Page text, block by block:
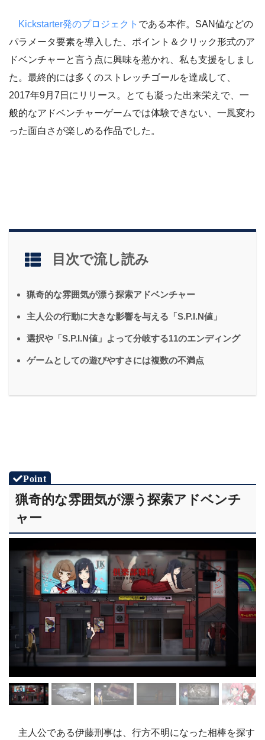
Kickstarter発のプロジェクト である本作。SAN値などの
パラメータ要素を導入した、ポイント＆クリック形式のア
ドベンチャーと言う点に興味を惹かれ、私も支援をしまし
た。最終的には多くのストレッチゴールを達成して、
2017年9月7日にリリース。とても凝った出来栄えで、一
般的なアドベンチャーゲームでは体験できない、一風変わ
った面白さが楽しめる作品でした。
目次で流し読み
猟奇的な雰囲気が漂う探索アドベンチャー
主人公の行動に大きな影響を与える「S.P.I.N値」
選択や「S.P.I.N値」よって分岐する11のエンディング
ゲームとしての遊びやすさには複数の不満点
猟奇的な雰囲気が漂う探索アドベンチ
ャー
主人公である伊藤刑事は、行方不明になった相棒を探す